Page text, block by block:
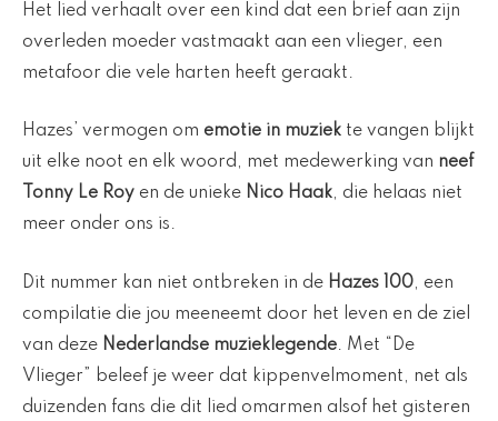
Het lied verhaalt over een kind dat een brief aan zijn
overleden moeder vastmaakt aan een vlieger, een
metafoor die vele harten heeft geraakt.
Hazes’ vermogen om emotie in muziek te vangen blijkt
uit elke noot en elk woord, met medewerking van neef
Tonny Le Roy en de unieke Nico Haak, die helaas niet
meer onder ons is.
Dit nummer kan niet ontbreken in de Hazes 100, een
compilatie die jou meeneemt door het leven en de ziel
van deze Nederlandse muzieklegende. Met “De
Vlieger” beleef je weer dat kippenvelmoment, net als
duizenden fans die dit lied omarmen alsof het gisteren